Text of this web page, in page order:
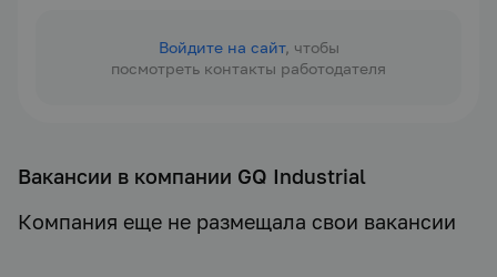
Войдите на сайт, чтобы
посмотреть контакты работодателя
Вакансии в компании GQ Industrial
Компания еще не размещала свои вакансии